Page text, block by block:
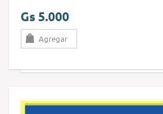
Gs 5.000
Agregar